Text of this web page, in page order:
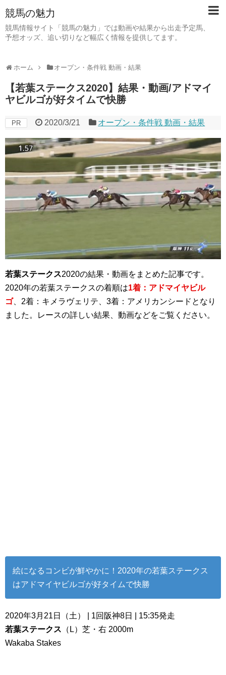
競馬の魅力
競馬情報サイト「競馬の魅力」では動画や結果から出走予定馬、
予想オッズ、追い切りなど幅広く情報を提供してます。
ホーム オープン・条件戦 動画・結果
【若葉ステークス2020】結果・動画/アドマイ
ヤビルゴが好タイムで快勝
PR 2020/3/21 オープン・条件戦 動画・結果
若葉ステークス2020の結果・動画をまとめた記事です。
2020年の若葉ステークスの着順は1着：アドマイヤビル
ゴ、2着：キメラヴェリテ、3着：アメリカンシードとなり
ました。レースの詳しい結果、動画などをご覧ください。
絵になるコンビが鮮やかに！2020年の若葉ステークス
はアドマイヤビルゴが好タイムで快勝
2020年3月21日（土） | 1回阪神8日 | 15:35発走
若葉ステークス （L）芝・右 2000m
Wakaba Stakes